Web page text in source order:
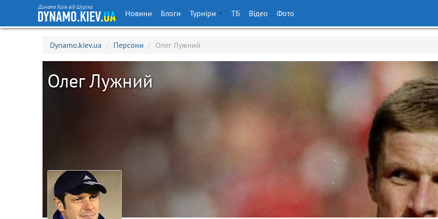
Динамо Київ від Шуріка
Новини Блоги Турніри ТБ Відео Фото
Dynamo.kiev.ua / Персони / Олег Лужний
Олег Лужний